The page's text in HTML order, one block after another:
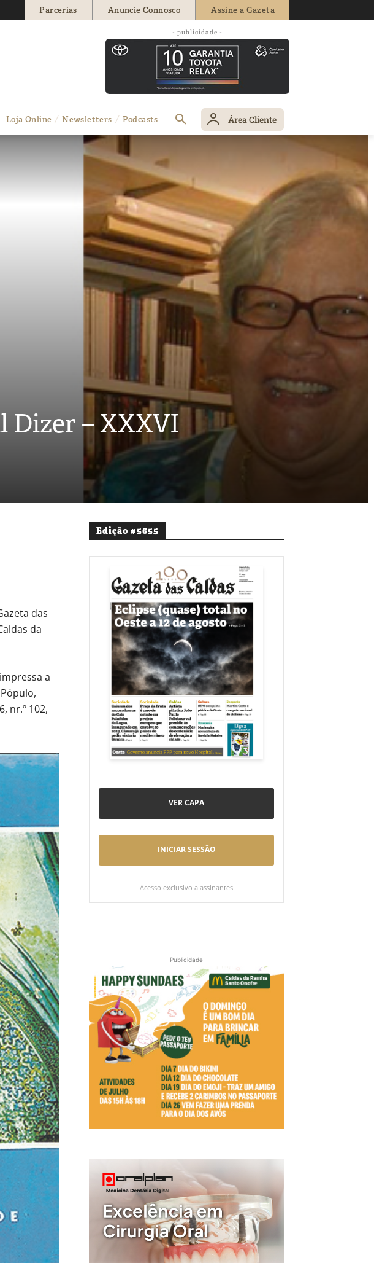
Parcerias Anuncie Connosco Assine a Gazeta
- publicidade -
Loja Online Newsletters Podcasts Área Cliente
Dizer – XXXVI
das
da
a
nr.º 102,
Edição #5655
VER CAPA
INICIAR SESSÃO
Acesso exclusivo a assinantes
Publicidade